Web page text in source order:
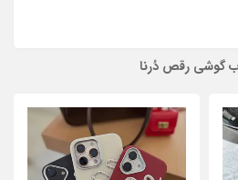
گوشی رقص دُرنا